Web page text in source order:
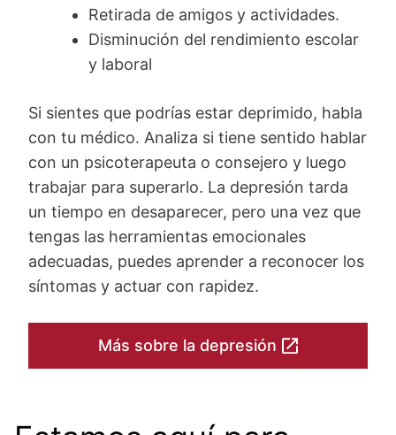
Retirada de amigos y actividades.
Disminución del rendimiento escolar
y laboral
Si sientes que podrías estar deprimido, habla
con tu médico. Analiza si tiene sentido hablar
con un psicoterapeuta o consejero y luego
trabajar para superarlo. La depresión tarda
un tiempo en desaparecer, pero una vez que
tengas las herramientas emocionales
adecuadas, puedes aprender a reconocer los
síntomas y actuar con rapidez.
Más sobre la depresión